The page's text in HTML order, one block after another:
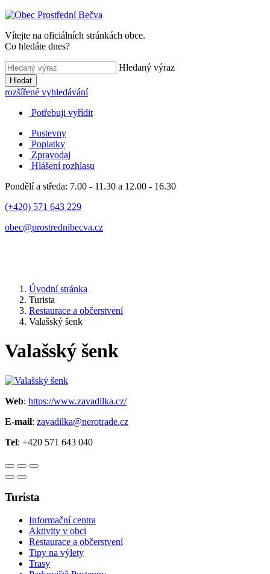
Vítejte na oficiálních stránkách obce.
Co hledáte dnes?
Hledaný výraz
Hledat
rozšířené vyhledávání
Potřebuji vyřídit
Pustevny
Poplatky
Zpravodaj
Hlášení rozhlasu
Pondělí a středa: 7.00 - 11.30 a 12.00 - 16.30
(+420) 571 643 229
obec@prostrednibecva.cz
Úvodní stránka
Turista
Restaurace a občerstvení
Valašský šenk
Valašský šenk
Web: https://www.zavadilka.cz/
E-mail: zavadilka@nerotrade.cz
Tel: +420 571 643 040
Turista
Informační centra
Aktivity v obci
Restaurace a občerstvení
Tipy na výlety
Trasy